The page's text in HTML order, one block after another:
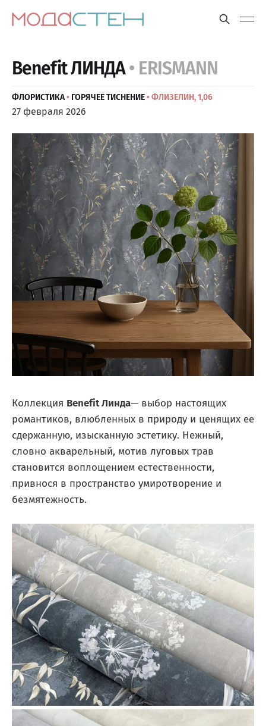
Benefit ЛИНДА• ERISMANN
ФЛОРИСТИКА• ГОРЯЧЕЕ ТИСНЕНИЕ• ФЛИЗЕЛИН, 1,06
27 февраля 2026
Коллекция Benefit Линда— выбор настоящих
романтиков, влюбленных в природу и ценящих ее
сдержанную, изысканную эстетику. Нежный,
словно акварельный, мотив луговых трав
становится воплощением естественности,
привнося в пространство умиротворение и
безмятежность.